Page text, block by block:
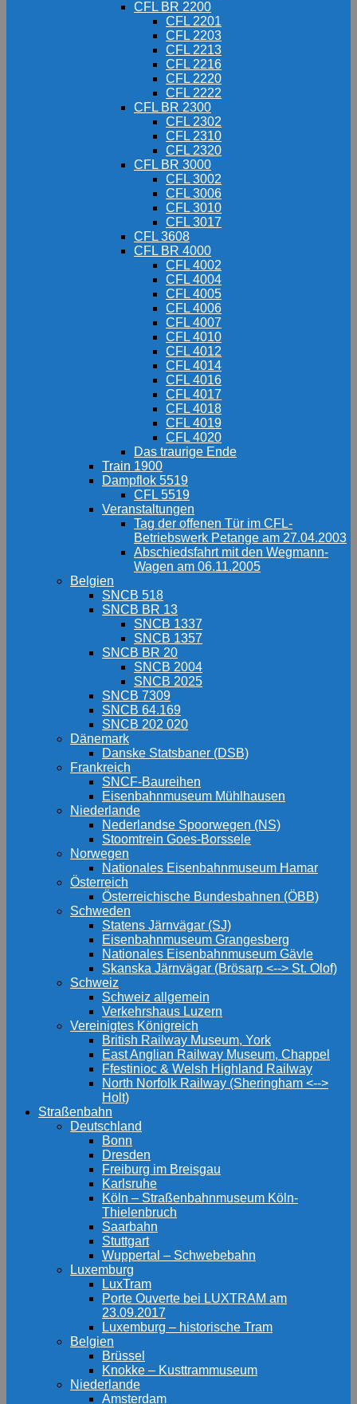
CFL BR 2200
CFL 2201
CFL 2203
CFL 2213
CFL 2216
CFL 2220
CFL 2222
CFL BR 2300
CFL 2302
CFL 2310
CFL 2320
CFL BR 3000
CFL 3002
CFL 3006
CFL 3010
CFL 3017
CFL 3608
CFL BR 4000
CFL 4002
CFL 4004
CFL 4005
CFL 4006
CFL 4007
CFL 4010
CFL 4012
CFL 4014
CFL 4016
CFL 4017
CFL 4018
CFL 4019
CFL 4020
Das traurige Ende
Train 1900
Dampflok 5519
CFL 5519
Veranstaltungen
Tag der offenen Tür im CFL-
Betriebswerk Petange am 27.04.2003
Abschiedsfahrt mit den Wegmann-
Wagen am 06.11.2005
Belgien
SNCB 518
SNCB BR 13
SNCB 1337
SNCB 1357
SNCB BR 20
SNCB 2004
SNCB 2025
SNCB 7309
SNCB 64.169
SNCB 202 020
Dänemark
Danske Statsbaner (DSB)
Frankreich
SNCF-Baureihen
Eisenbahnmuseum Mühlhausen
Niederlande
Nederlandse Spoorwegen (NS)
Stoomtrein Goes-Borssele
Norwegen
Nationales Eisenbahnmuseum Hamar
Österreich
Österreichische Bundesbahnen (ÖBB)
Schweden
Statens Järnvägar (SJ)
Eisenbahnmuseum Grangesberg
Nationales Eisenbahnmuseum Gävle
Skanska Järnvägar (Brösarp <--> St. Olof)
Schweiz
Schweiz allgemein
Verkehrshaus Luzern
Vereinigtes Königreich
British Railway Museum, York
East Anglian Railway Museum, Chappel
Ffestinioc & Welsh Highland Railway
North Norfolk Railway (Sheringham <-->
Holt)
Straßenbahn
Deutschland
Bonn
Dresden
Freiburg im Breisgau
Karlsruhe
Köln – Straßenbahnmuseum Köln-
Thielenbruch
Saarbahn
Stuttgart
Wuppertal – Schwebebahn
Luxemburg
LuxTram
Porte Ouverte bei LUXTRAM am
23.09.2017
Luxemburg – historische Tram
Belgien
Brüssel
Knokke – Kusttrammuseum
Niederlande
Amsterdam